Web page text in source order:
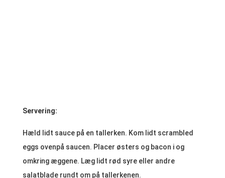
Servering:
Hæld lidt sauce på en tallerken. Kom lidt scrambled
eggs ovenpå saucen. Placer østers og bacon i og
omkring æggene. Læg lidt rød syre eller andre
salatblade rundt om på tallerkenen.